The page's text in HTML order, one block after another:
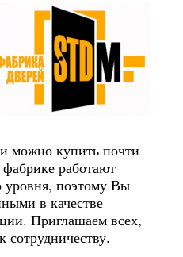
можно купить почти
работают
уровня, поэтому Вы
в качестве
Приглашаем всех,
сотрудничеству.